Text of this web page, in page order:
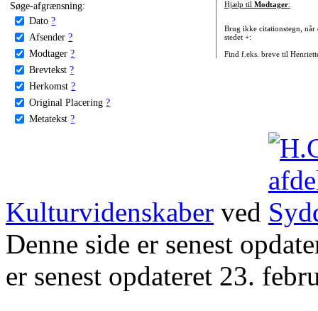
Søge-afgrænsning:
Dato ?
Afsender ?
Modtager ?
Brevtekst ?
Herkomst ?
Original Placering ?
Metatekst ?
Hjælp til Modtager:
Brug ikke citationstegn, når
stedet +:
Find f.eks. breve til
Kulturvidenskaber ved
Denne side er senest
er senest opdateret 23.